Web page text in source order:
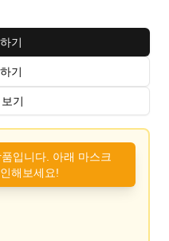
기
기
기
입니다. 아래 마스크
해보세요!